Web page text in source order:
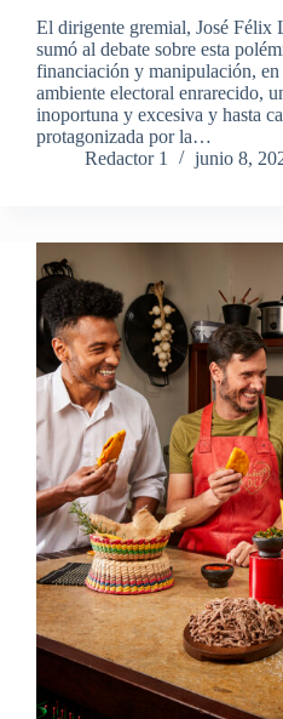
El dirigente gremial, José Félix
sumó al debate sobre esta
financiación y manipulación, en
ambiente electoral enrarecido,
inoportuna y excesiva y hasta
protagonizada por la…
Redactor 1
junio 8,